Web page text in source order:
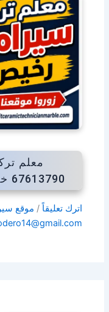
معلم
67613790 خبرة سنوات بأقل الأسعار
اترك تعليقاً / موقع